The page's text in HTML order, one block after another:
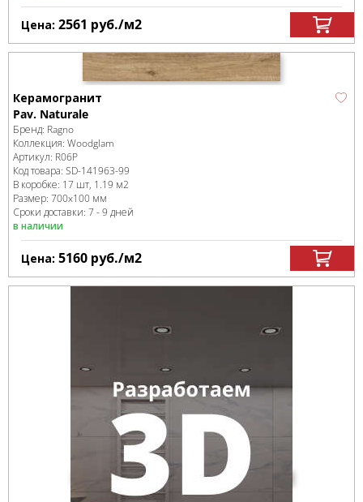
Цена: 2561 руб./м2
Керамогранит
Pav. Naturale
Бренд: Ragno
Коллекция: Woodglam
Артикул: R06P
Код товара: SD-141963-99
В коробке: 17 шт, 1.19 м2
Размер: 700x100 мм
Сроки доставки: 7 - 9 дней
в наличии
Цена: 5160 руб./м2